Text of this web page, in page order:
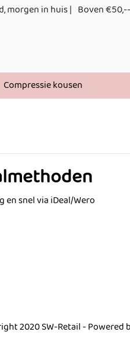
morgen in huis | Boven
Compressie kousen
en snel via iDeal/Wero
2020 SW-Retail - Powered